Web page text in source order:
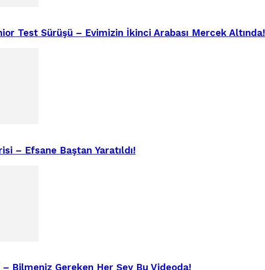
Test Sürüşü – Evimizin İkinci Arabası Mercek Altında!
– Efsane Baştan Yaratıldı!
Bilmeniz Gereken Her Şey Bu Videoda!